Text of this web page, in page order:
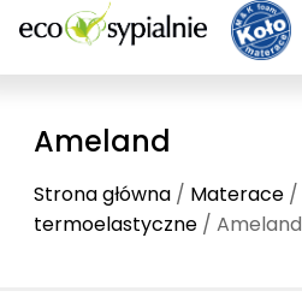
Ameland
Strona główna / Materace /
termoelastyczne / Ameland